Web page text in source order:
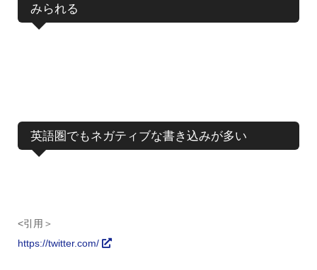
みられる
英語圏でもネガティブな書き込みが多い
<引用＞
https://twitter.com/